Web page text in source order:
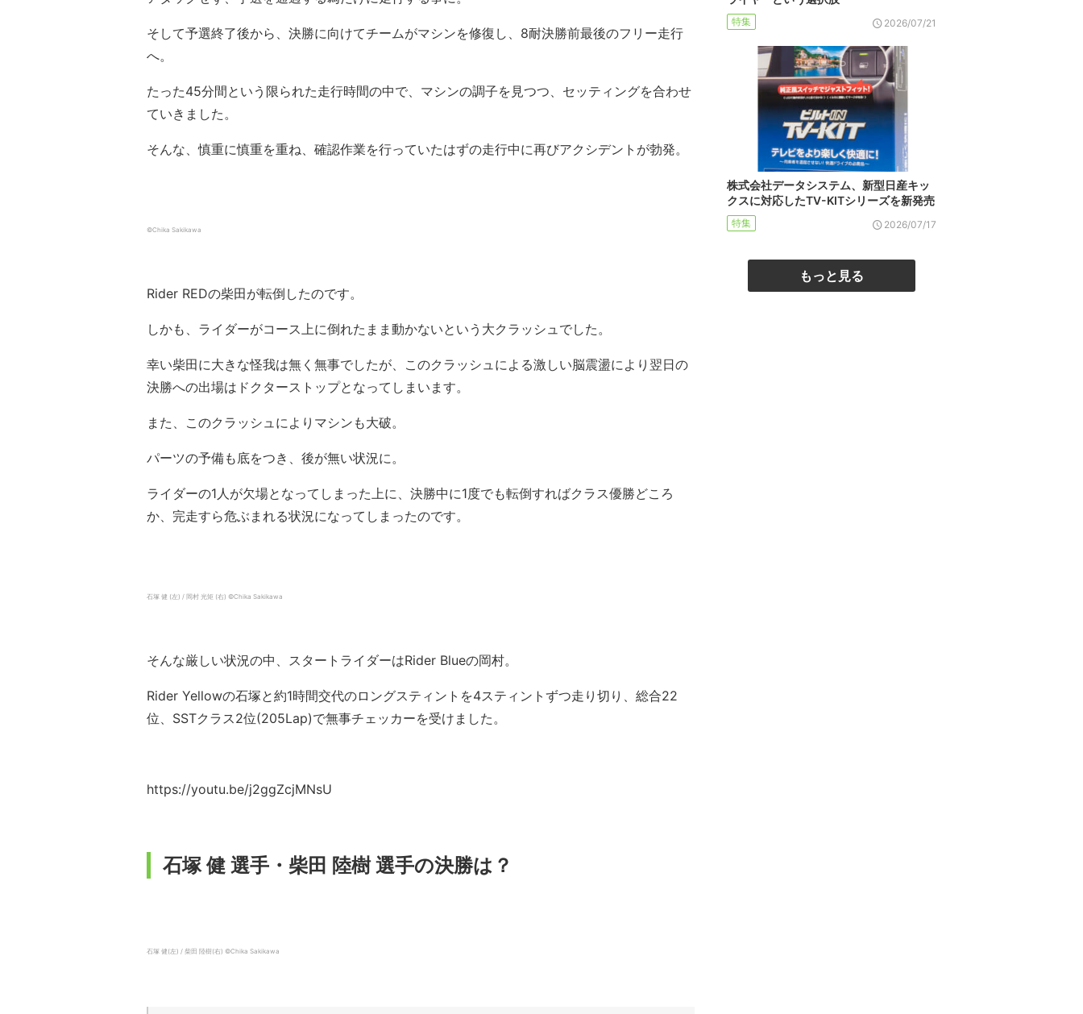
そして予選終了後から、決勝に向けてチームがマシンを修復し、8耐決勝前最後のフリー走行
へ。
たった45分間という限られた走行時間の中で、マシンの調子を見つつ、セッティングを合わせ
ていきました。
そんな、慎重に慎重を重ね、確認作業を行っていたはずの走行中に再びアクシデントが勃発。
©Chika Sakikawa
Rider REDの柴田が転倒したのです。
しかも、ライダーがコース上に倒れたまま動かないという大クラッシュでした。
幸い柴田に大きな怪我は無く無事でしたが、このクラッシュによる激しい脳震盪により翌日の
決勝への出場はドクターストップとなってしまいます。
また、このクラッシュによりマシンも大破。
パーツの予備も底をつき、後が無い状況に。
ライダーの1人が欠場となってしまった上に、決勝中に1度でも転倒すればクラス優勝どころ
か、完走すら危ぶまれる状況になってしまったのです。
石塚 健 (左) / 岡村 光矩 (右) ©Chika Sakikawa
そんな厳しい状況の中、スタートライダーはRider Blueの岡村。
Rider Yellowの石塚と約1時間交代のロングスティントを4スティントずつ走り切り、総合22
位、SSTクラス2位(205Lap)で無事チェッカーを受けました。
https://youtu.be/j2ggZcjMNsU
石塚 健 選手・柴田 陸樹 選手の決勝は？
石塚 健(左) / 柴田 陸樹(右) ©Chika Sakikawa
特集 2026/07/21
株式会社データシステム、新型日産キッ
クスに対応したTV-KITシリーズを新発売
特集 2026/07/17
もっと見る